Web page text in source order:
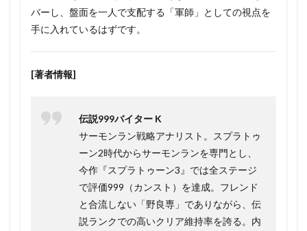
バーし、盤面を一人で支配する「軍師」としての視点を
手に入れているはずです。
[著者情報]
伝説999バイター K
サーモンラン戦略アナリスト。スプラトゥ
ーン2時代からサーモンランを専門とし、
今作『スプラトゥーン3』では全ステージ
で評価999（カンスト）を達成。フレンド
と合流しない「野良専」でありながら、伝
説ランクでの高いクリア維持率を誇る。内